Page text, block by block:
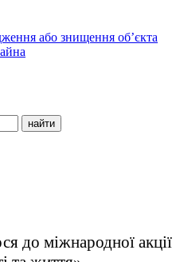
або знищення об’єкта
до міжнародної акції